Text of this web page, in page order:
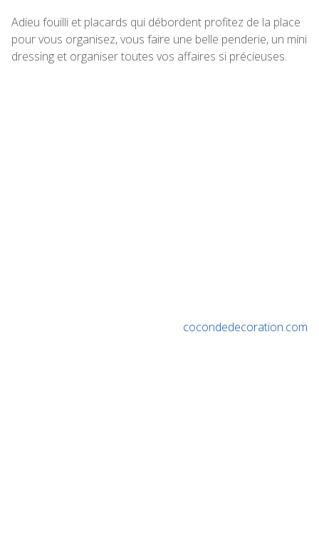
Adieu fouilli et placards qui débordent profitez de la place
pour vous organisez, vous faire une belle penderie, un mini
dressing et organiser toutes vos affaires si précieuses.
cocondedecoration.com